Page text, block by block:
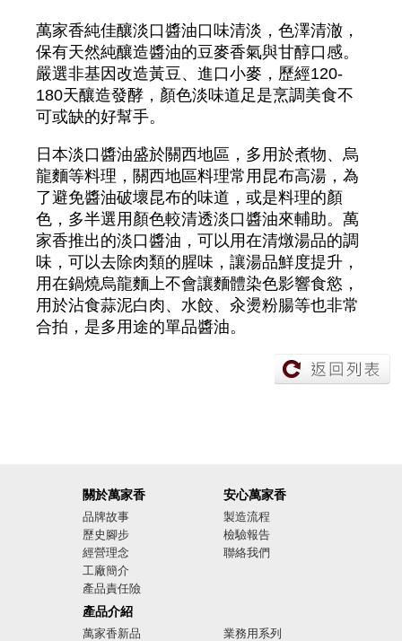
萬家香純佳釀淡口醬油口味清淡，色澤清澈，
保有天然純釀造醬油的豆麥香氣與甘醇口感。
嚴選非基因改造黃豆、進口小麥，歷經120-
180天釀造發酵，顏色淡味道足是烹調美食不
可或缺的好幫手。
日本淡口醬油盛於關西地區，多用於煮物、烏
龍麵等料理，關西地區料理常用昆布高湯，為
了避免醬油破壞昆布的味道，或是料理的顏
色，多半選用顏色較清透淡口醬油來輔助。萬
家香推出的淡口醬油，可以用在清燉湯品的調
味，可以去除肉類的腥味，讓湯品鮮度提升，
用在鍋燒烏龍麵上不會讓麵體染色影響食慾，
用於沾食蒜泥白肉、水餃、汆燙粉腸等也非常
合拍，是多用途的單品醬油。
關於萬家香
品牌故事
歷史腳步
經營理念
工廠簡介
產品責任險
廣告影音
產品介紹
萬家香新品 業務用系列
安心萬家香
製造流程
檢驗報告
聯絡我們